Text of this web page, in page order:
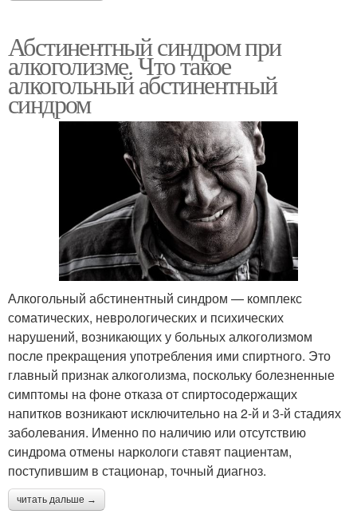
Абстинентный синдром при
алкоголизме. Что такое
алкогольный абстинентный
синдром
Алкогольный абстинентный синдром — комплекс
соматических, неврологических и психических
нарушений, возникающих у больных алкоголизмом
после прекращения употребления ими спиртного. Это
главный признак алкоголизма, поскольку болезненные
симптомы на фоне отказа от спиртосодержащих
напитков возникают исключительно на 2-й и 3-й стадиях
заболевания. Именно по наличию или отсутствию
синдрома отмены наркологи ставят пациентам,
поступившим в стационар, точный диагноз.
читать дальше →